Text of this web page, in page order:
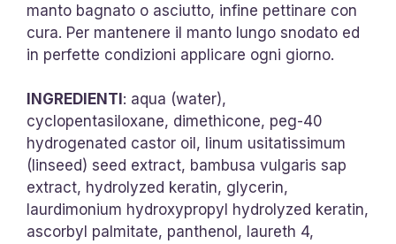
manto bagnato o asciutto, infine pettinare con
cura. Per mantenere il manto lungo snodato ed
in perfette condizioni applicare ogni giorno.
INGREDIENTI : aqua (water),
cyclopentasiloxane, dimethicone, peg-40
hydrogenated castor oil, linum usitatissimum
(linseed) seed extract, bambusa vulgaris sap
extract, hydrolyzed keratin, glycerin,
laurdimonium hydroxypropyl hydrolyzed keratin,
ascorbyl palmitate, panthenol, laureth 4,